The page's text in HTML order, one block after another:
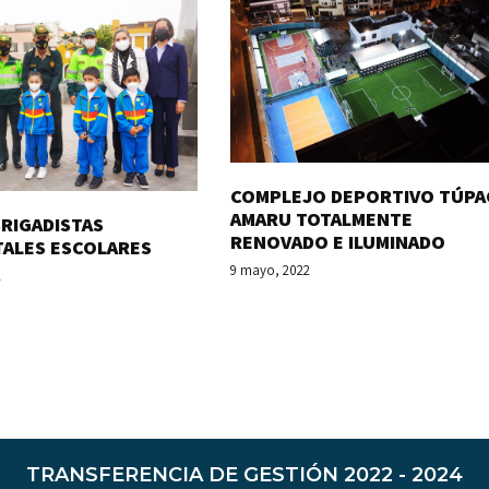
ESCOLARES
COMPLEJO DEPORTIVO
AMARU TOTALMENTE
RENOVADO E ILUMINADO
9 mayo, 2022
TRANSFERENCIA DE GESTIÓN 2022 - 2024